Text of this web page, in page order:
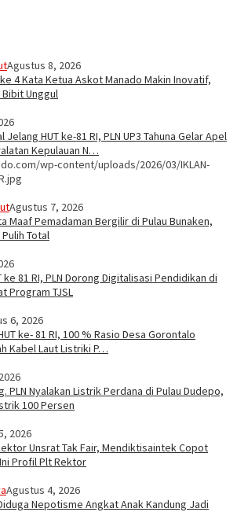
Agustus 8, 2026
ke 4 Kata Ketua Askot Manado Makin Inovatif,
Unggul
HUT ke-81 RI, PLN UP3 Tahuna Gelar Apel
Kepulauan N…
wp-content/uploads/2026/03/IKLAN-
Agustus 7, 2026
Maaf Pemadaman Bergilir di Pulau Bunaken,
Pulih Total
ke 81 RI, PLN Dorong Digitalisasi Pendidikan di
Program TJSL
6, 2026
ke- 81 RI, 100 % Rasio Desa Gorontalo
Kabel Laut Listriki P…
PLN Nyalakan Listrik Perdana di Pulau Dudepo,
100 Persen
2026
Unsrat Tak Fair, Mendiktisaintek Copot
Profil Plt Rektor
Agustus 4, 2026
Nepotisme Angkat Anak Kandung Jadi